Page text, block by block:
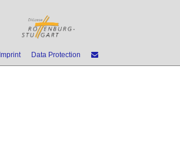
Imprint Data Protection